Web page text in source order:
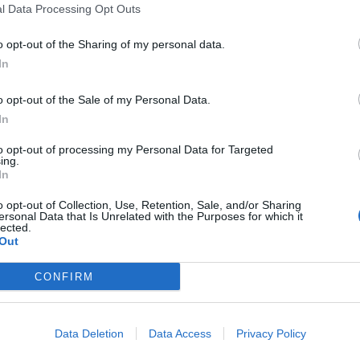
Data Processing Opt Outs
opt-out of the Sharing of my personal data.
opt-out of the Sale of my Personal Data.
opt-out of processing my Personal Data for Targeted
opt-out of Collection, Use, Retention, Sale, and/or Sharing
Data that Is Unrelated with the Purposes for which it
CONFIRM
Data Deletion Data Access Privacy Policy
Almirja Sulejmanovića, Rudar pa je med
moža kluba je prevzelPeter Dermol
, sicer
Šoštanj. Dosedanji predsednik
Doler, Andrej Markus, Žiga Brodnik, Viki Hrast